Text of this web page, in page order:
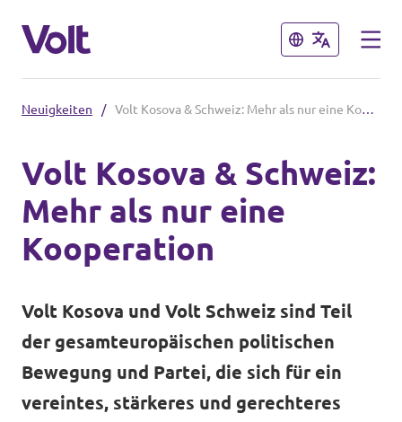
Schließen
Volt vor Ort
Einige weitere Volt Chapter
Schließen
Programm
Über Volt
Menschen
Neuigkeiten
Neuigkeiten / Volt Kosova & Schweiz: Mehr als nur eine Kooperation
Volt Kosova & Schweiz:
Mehr als nur eine
Kooperation
Volt Kosova und Volt Schweiz sind Teil
der gesamteuropäischen politischen
Bewegung und Partei, die sich für ein
vereintes, stärkeres und gerechteres